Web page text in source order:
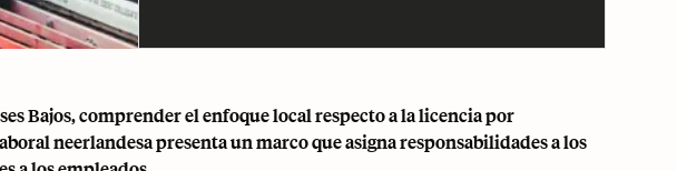
Bajos, comprender el enfoque local respecto a la licencia por
neerlandesa presenta un marco que asigna responsabilidades a los